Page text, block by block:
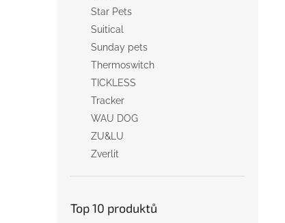
Star Pets
Suitical
Sunday pets
Thermoswitch
TICKLESS
Tracker
WAU DOG
ZU&LU
Zverlit
Top 10 produktů